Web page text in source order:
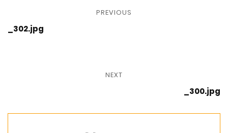
PREVIOUS
_302.jpg
NEXT
_300.jpg